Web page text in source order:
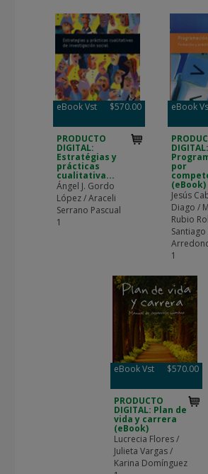
eBook Vst $570.00
PRODUCTO
DIGITAL:
Estratégias y
prácticas
cualitativa...
Ángel J. Gordo
López / Araceli
Serrano Pascual
1
eBook
DIGITAL:
por
(eBook)
Jesús
Diago /
Rubio
1
eBook Vst $570.00
PRODUCTO
DIGITAL: Plan de
vida y carrera
(eBook)
Lucrecia Flores /
Julieta Vargas /
Karina Domínguez